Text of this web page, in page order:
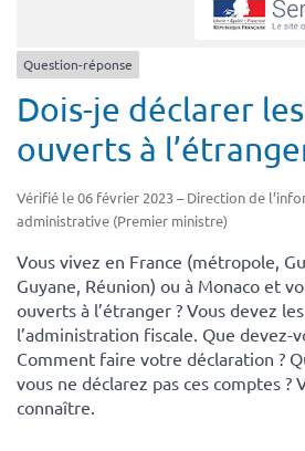
Question-réponse
Dois-je déclarer
ouverts à
Vérifié le 06 février 2023 – Direction de
administrative (Premier ministre)
Vous vivez en France (métropole,
Guyane, Réunion) ou à Monaco et
ouverts à l’étranger ? Vous devez
l’administration fiscale. Que devez-
Comment faire votre déclaration ?
vous ne déclarez pas ces comptes ?
connaître.